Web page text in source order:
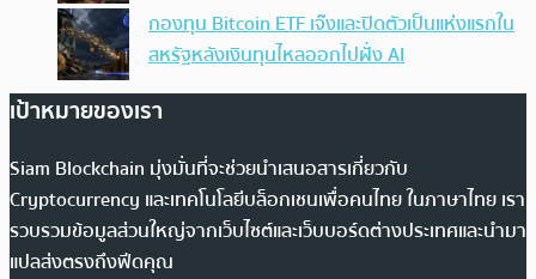
กองทุน Bitcoin ETF เจ๊งและปิดตัวเป็นแห่งแรกใน
สหรัฐหลังเงินทุนไหลออกไปฝั่ง AI
เป้าหมายของเรา
Siam Blockchain มุ่งมั่นที่จะช่วยนำเสนอสารเกี่ยวกับ
Cryptocurrency และเทคโนโลยีบล็อกเชนเพื่อคนไทย ในภาษาไทย เรา
รวบรวมข้อมูลส่วนใหญ่จากเว็บไซต์และเว็บบอร์ดต่างประเทศและนำมา
แปลส่งตรงถึงฟีดคุณ